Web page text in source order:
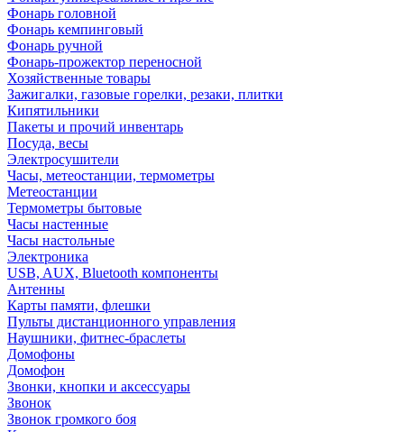
Фонарь головной
Фонарь кемпинговый
Фонарь ручной
Фонарь-прожектор переносной
Хозяйственные товары
Зажигалки, газовые горелки, резаки, плитки
Кипятильники
Пакеты и прочий инвентарь
Посуда, весы
Электросушители
Часы, метеостанции, термометры
Метеостанции
Термометры бытовые
Часы настенные
Часы настольные
Электроника
USB, AUX, Bluetooth компоненты
Антенны
Карты памяти, флешки
Пульты дистанционного управления
Наушники, фитнес-браслеты
Домофоны
Домофон
Звонки, кнопки и аксессуары
Звонок
Звонок громкого боя